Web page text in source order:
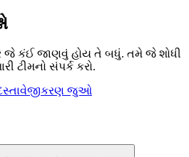
જે કંઈ જાણવું હોય તે બધું. તમે જે શોધી
ટીમનો સંપર્ક કરો.
જુઓ